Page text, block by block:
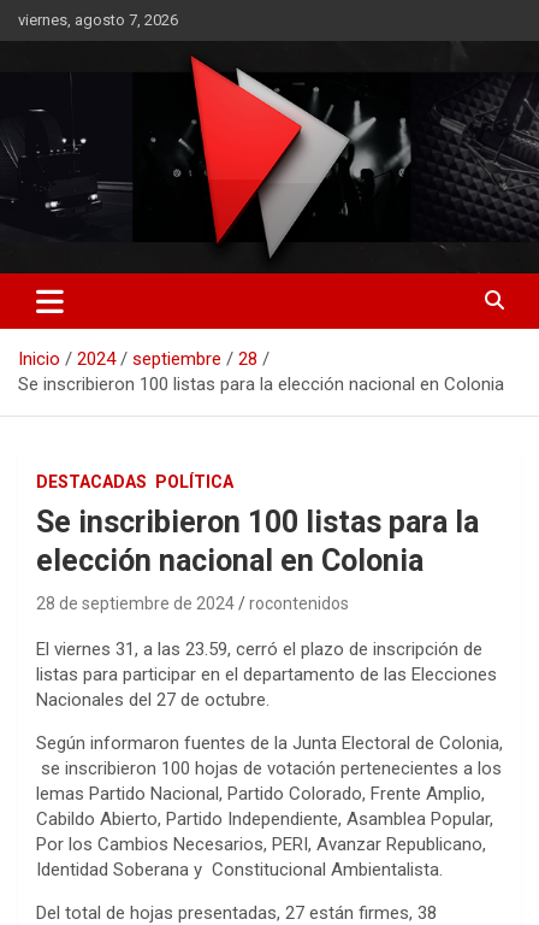
Saltar
al
viernes, agosto 7, 2026
RO CONTENIDOS
Inicio 2024 septiembre
28
Se inscribieron 100 listas para la elección nacional en Colonia
DESTACADAS POLÍTICA
Se inscribieron 100 listas para la
elección nacional en Colonia
28 de septiembre de 2024 rocontenidos
El viernes 31, a las 23.59, cerró el plazo de inscripción de
listas para participar en el departamento de las Elecciones
Nacionales del 27 de octubre.
Según informaron fuentes de la Junta Electoral de Colonia,
se inscribieron 100 hojas de votación pertenecientes a los
lemas Partido Nacional, Partido Colorado, Frente Amplio,
Cabildo Abierto, Partido Independiente, Asamblea Popular,
Por los Cambios Necesarios, PERI, Avanzar Republicano,
Identidad Soberana y Constitucional Ambientalista.
Del total de hojas presentadas, 27 están firmes, 38